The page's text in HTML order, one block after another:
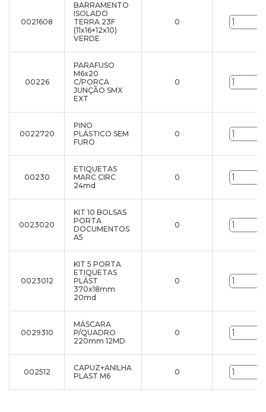
0021608
BARRAMENTO
ISOLADO
TERRA 23F
(11x16+12x10)
VERDE
0
00226
PARAFUSO
M6x20
C/PORCA
JUNÇÃO SMX
EXT
0
0022720
PINO
PLÁSTICO SEM
FURO
0
00230
ETIQUETAS
MARC CIRC
24md
0
0023020
KIT 10 BOLSAS
PORTA
DOCUMENTOS
A5
0
0023012
KIT 5 PORTA
ETIQUETAS
PLÁST
370x18mm
20md
0
0029310
MÁSCARA
P/QUADRO
220mm 12MD
0
002512
CAPUZ+ANILHA
PLAST M6
0